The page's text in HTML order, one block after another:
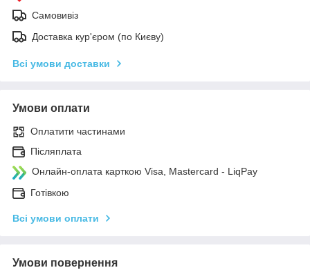
Самовивіз
Доставка кур'єром (по Києву)
Всі умови доставки
Умови оплати
Оплатити частинами
Післяплата
Онлайн-оплата карткою Visa, Mastercard - LiqPay
Готівкою
Всі умови оплати
Умови повернення